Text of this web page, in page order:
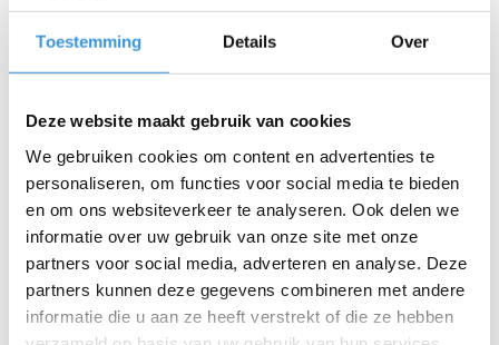
Toestemming Details Over
Deze website maakt gebruik van cookies
We gebruiken cookies om content en advertenties te
personaliseren, om functies voor social media te bieden
en om ons websiteverkeer te analyseren. Ook delen we
informatie over uw gebruik van onze site met onze
partners voor social media, adverteren en analyse. Deze
partners kunnen deze gegevens combineren met andere
informatie die u aan ze heeft verstrekt of die ze hebben
Specificaties